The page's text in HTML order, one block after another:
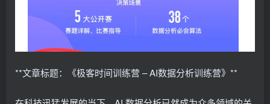
**文章标题：《极客时间训练营 – AI数据分析训练营》**